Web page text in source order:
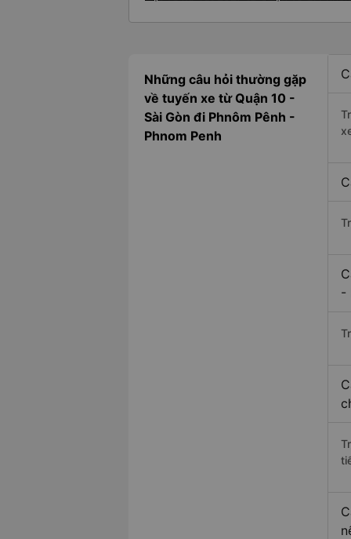
Những câu hỏi thường gặp
về tuyến xe từ Quận 10 -
Sài Gòn đi Phnôm Pênh -
Phnom Penh
-